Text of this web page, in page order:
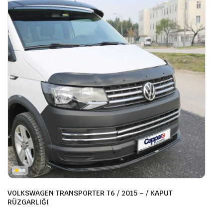
VOLKSWAGEN TRANSPORTER T6 / 2015 – / KAPUT
RÜZGARLIĞI